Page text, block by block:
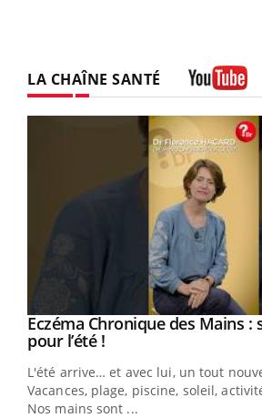
LA CHAÎNE SANTÉ
Youtube
Eczéma Chronique des Mains :
pour l’été !Youtube
L'été arrive… et avec lui, un tout
Vacances, plage, piscine, soleil,
Nos mains sont ...